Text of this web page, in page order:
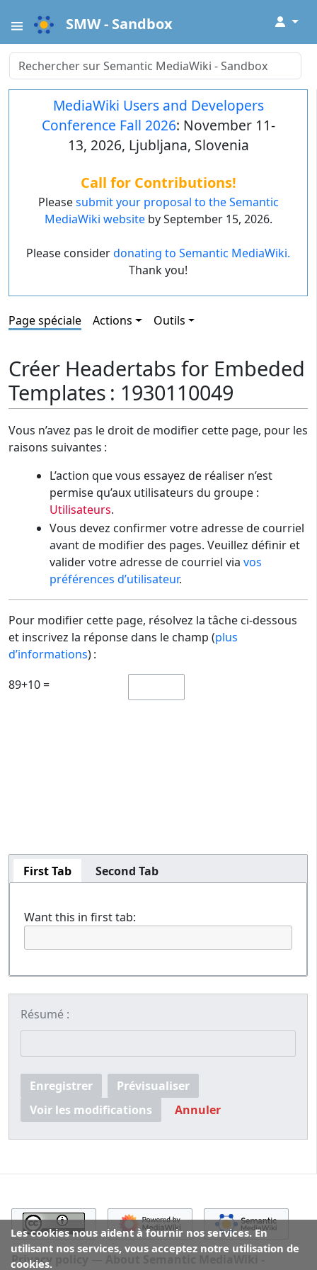
SMW - Sandbox ↓
MediaWiki Users and Developers
Conference Fall 2026: November 11-
13, 2026, Ljubljana, Slovenia
Call for Contributions!
Pleasesubmit your proposal to the Semantic
MediaWiki websiteby September 15, 2026.
Please considerdonating to Semantic MediaWiki.
Thank you!
Page spéciale Actions Outils
Créer Headertabs for Embeded
Templates : 1930110049
Vous n’avez pas le droit de modifier cette page, pour les
raisons suivantes :
L’action que vous essayez de réaliser n’est
permise qu’aux utilisateurs du groupe :
Utilisateurs.
Vous devez confirmer votre adresse de courriel
avant de modifier des pages. Veuillez définir et
valider votre adresse de courriel via vos
préférences d’utilisateur.
Pour modifier cette page, résolvez la tâche ci-dessous
et inscrivez la réponse dans le champ (plus
d’informations) :
89+10 =
First Tab Second Tab
Want this in first tab:
Résumé :
Enregistrer
Prévisualiser
Voir les modifications
Annuler
Les cookies nous aident à fournir nos services. En
utilisant nos services, vous acceptez notre utilisation de
cookies.
Privacy policy
About Semantic MediaWiki -